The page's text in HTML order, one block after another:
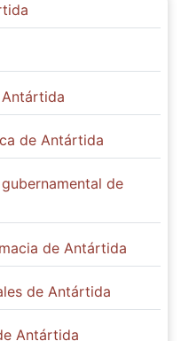
de Antártida
de
de Antártida
de Antártida
Antártida